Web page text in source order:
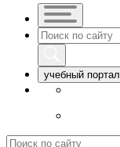
учебный портал